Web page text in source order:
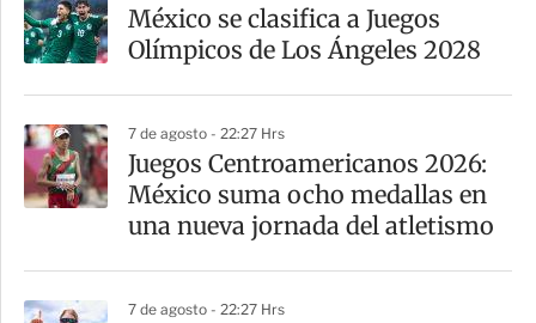
México se clasifica a Juegos
Olímpicos de Los Ángeles 2028
7 de agosto - 22:27 Hrs
Juegos Centroamericanos 2026:
México suma ocho medallas en
una nueva jornada del atletismo
7 de agosto - 22:27 Hrs